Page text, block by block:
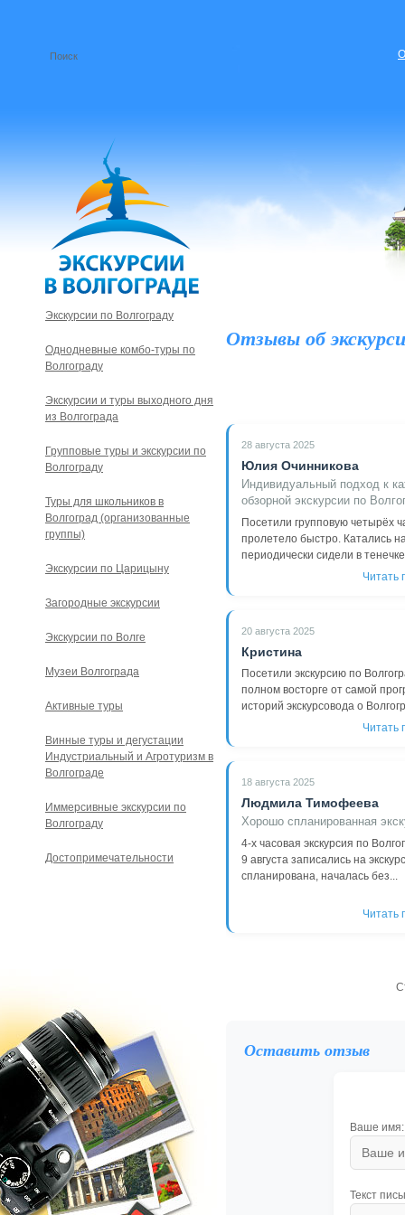
Отзывы об
28 августа 2025
Юлия Очинникова
Индивидуальный подход к
обзорной экскурсии по
Посетили групповую четырёх
пролетело быстро. Катались
периодически сидели в
Читать
20 августа 2025
Кристина
Посетили экскурсию по
полном восторге от самой
историй экскурсовода о
Читать
18 августа 2025
Людмила Тимофеева
Хорошо спланированная
4-х часовая экскурсия по
9 августа записались на
спланирована, началась без...
Читать
Оставить отзыв
Ваше имя:
Текст
Экскурсии по Волгограду
Однодневные комбо-туры по
Волгограду
Экскурсии и туры выходного дня
из Волгограда
Групповые туры и экскурсии по
Волгограду
Туры для школьников в
Волгоград (организованные
группы)
Экскурсии по Царицыну
Загородные экскурсии
Экскурсии по Волге
Музеи Волгограда
Активные туры
Винные туры и дегустации
Индустриальный и Агротуризм в
Волгограде
Иммерсивные экскурсии по
Волгограду
Достопримечательности